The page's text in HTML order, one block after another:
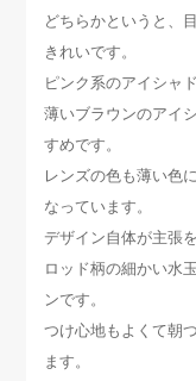
どちらかというと、
きれいです。
ピンク系のアイシャ
薄いブラウンのアイ
すめです。
レンズの色も薄い色
なっています。
デザイン自体が主張
ロッド柄の細かい水
ンです。
つけ心地もよくて朝
ます。